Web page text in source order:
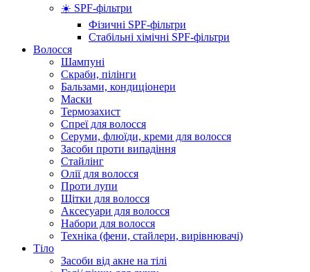
☀️ SPF-фільтри
Фізичні SPF-фільтри
Стабільні хімічні SPF-фільтри
Волосся
Шампуні
Скраби, пілінги
Бальзами, кондиціонери
Маски
Термозахист
Спреї для волосся
Серуми, флюїди, креми для волосся
Засоби проти випадіння
Стайлінг
Олії для волосся
Проти лупи
Щітки для волосся
Аксесуари для волосся
Набори для волосся
Техніка (фени, стайлери, вирівнювачі)
Тіло
Засоби від акне на тілі